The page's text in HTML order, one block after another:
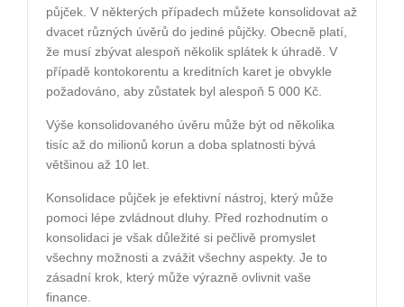
půjček. V některých případech můžete konsolidovat až
dvacet různých úvěrů do jediné půjčky. Obecně platí,
že musí zbývat alespoň několik splátek k úhradě. V
případě kontokorentu a kreditních karet je obvykle
požadováno, aby zůstatek byl alespoň 5 000 Kč.
Výše konsolidovaného úvěru může být od několika
tisíc až do milionů korun a doba splatnosti bývá
většinou až 10 let.
Konsolidace půjček je efektivní nástroj, který může
pomoci lépe zvládnout dluhy. Před rozhodnutím o
konsolidaci je však důležité si pečlivě promyslet
všechny možnosti a zvážit všechny aspekty. Je to
zásadní krok, který může výrazně ovlivnit vaše
finance.